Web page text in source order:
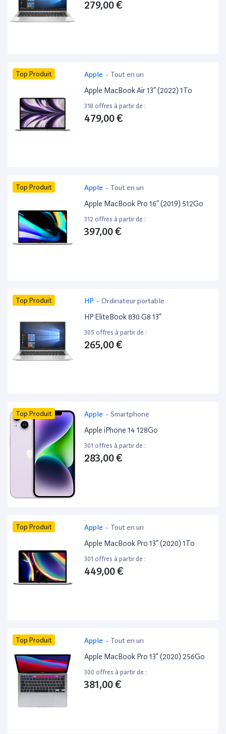
279,00 €
Top Produit Apple - Tout en un
Apple MacBook Air 13” (2022) 1To
318 offres à partir de :
479,00 €
Top Produit Apple - Tout en un
Apple MacBook Pro 16” (2019) 512Go
312 offres à partir de :
397,00 €
Top Produit HP - Ordinateur portable
HP EliteBook 830 G8 13”
305 offres à partir de :
265,00 €
Top Produit Apple - Smartphone
Apple iPhone 14 128Go
301 offres à partir de :
283,00 €
Top Produit Apple - Tout en un
Apple MacBook Pro 13” (2020) 1To
301 offres à partir de :
449,00 €
Top Produit Apple - Tout en un
Apple MacBook Pro 13” (2020) 256Go
300 offres à partir de :
381,00 €